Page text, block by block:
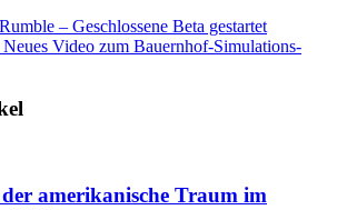
– Geschlossene Beta gestartet
Neues Video zum Bauernhof-Simulations-
amerikanische Traum im